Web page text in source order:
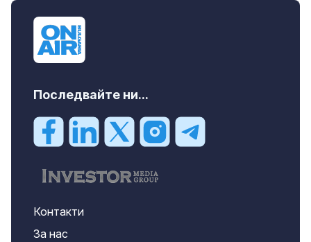
Последвайте ни...
Контакти
За нас